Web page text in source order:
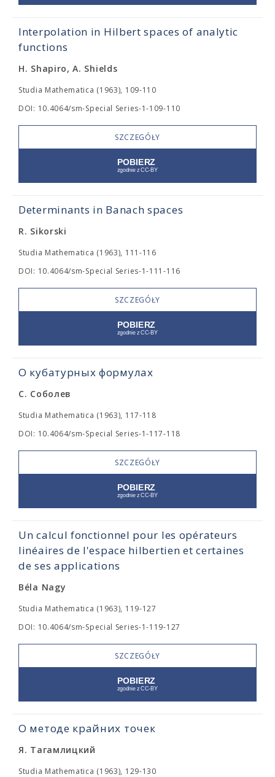
Interpolation in Hilbert spaces of analytic
functions
H. Shapiro, A. Shields
Studia Mathematica (1963), 109-110
DOI: 10.4064/sm-Special Series-1-109-110
SZCZEGÓŁY
Determinants in Banach spaces
R. Sikorski
Studia Mathematica (1963), 111-116
DOI: 10.4064/sm-Special Series-1-111-116
SZCZEGÓŁY
О кубатурных формулах
С. Соболев
Studia Mathematica (1963), 117-118
DOI: 10.4064/sm-Special Series-1-117-118
SZCZEGÓŁY
Un calcul fonctionnel pour les opérateurs
linéaires de l'espace hilbertien et certaines
de ses applications
Béla Nagy
Studia Mathematica (1963), 119-127
DOI: 10.4064/sm-Special Series-1-119-127
SZCZEGÓŁY
О методе крайних точек
Я. Тагамлицкий
Studia Mathematica (1963), 129-130